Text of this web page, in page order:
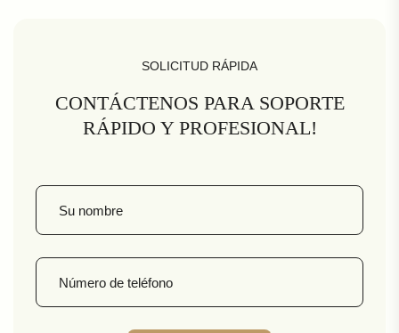
SOLICITUD RÁPIDA
CONTÁCTENOS PARA SOPORTE
RÁPIDO Y PROFESIONAL!